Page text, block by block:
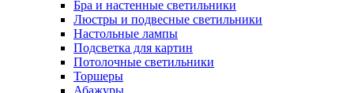
Бра и настенные светильники
Люстры и подвесные светильники
Настольные лампы
Подсветка для картин
Потолочные светильники
Торшеры
Абажуры